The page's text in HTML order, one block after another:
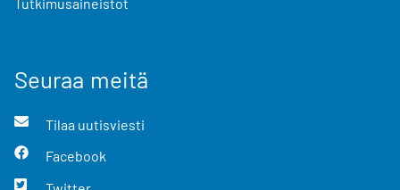
Seuraa meitä
Tilaa uutisviesti
Facebook